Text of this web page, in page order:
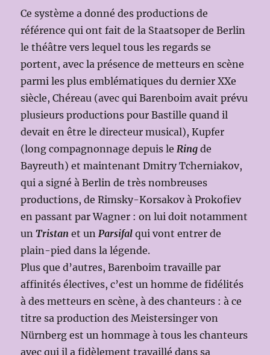
Ce système a donné des productions de
référence qui ont fait de la Staatsoper de Berlin
le théâtre vers lequel tous les regards se
portent, avec la présence de metteurs en scène
parmi les plus emblématiques du dernier XXe
siècle, Chéreau (avec qui Barenboim avait prévu
plusieurs productions pour Bastille quand il
devait en être le directeur musical), Kupfer
(long compagnonnage depuis le Ring de
Bayreuth) et maintenant Dmitry Tcherniakov,
qui a signé à Berlin de très nombreuses
productions, de Rimsky-Korsakov à Prokofiev
en passant par Wagner : on lui doit notamment
unTristan et unParsifal qui vont entrer de
plain-pied dans la légende.
Plus que d’autres, Barenboim travaille par
affinités électives, c’est un homme de fidélités
à des metteurs en scène, à des chanteurs : à ce
titre sa production des Meistersinger von
Nürnberg est un hommage à tous les chanteurs
avec qui il a fidèlement travaillé dans sa